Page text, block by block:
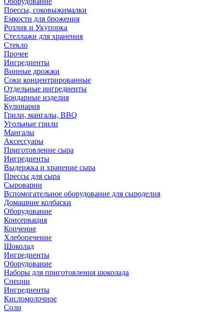
Прессы, соковыжималки
Емкости для брожения
Розлив и Укупорка
Стеллажи для хранения
Стекло
Прочее
Ингредиенты
Винные дрожжи
Соки концентрированные
Отдельные ингредиенты
Бондарные изделия
Кулинария
Грили, мангалы, BBQ
Угольные грили
Мангалы
Аксессуары
Приготовление сыра
Ингредиенты
Выдержка и хранение сыра
Прессы для сыра
Сыроварни
Вспомогательное оборудование для сыроделия
Домашние колбаски
Оборудование
Консервация
Копчение
Хлебопечение
Шоколад
Ингредиенты
Оборудование
Наборы для приготовления шоколада
Специи
Ингредиенты
Кисломолочное
Соли